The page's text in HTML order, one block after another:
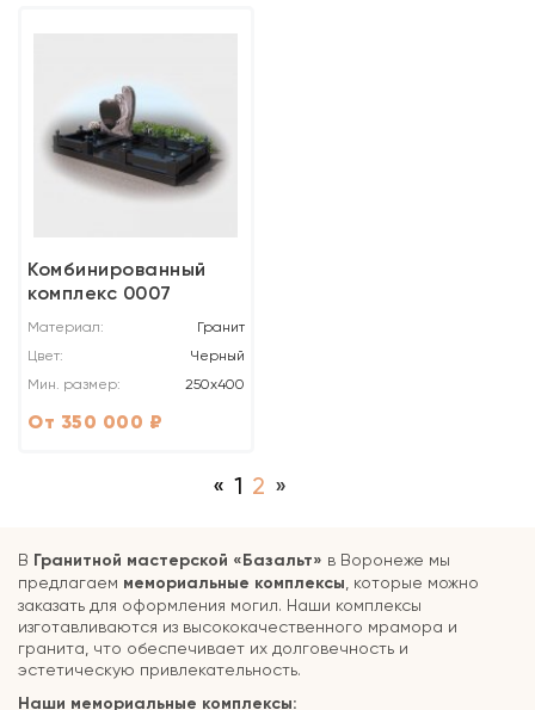
Комбинированный
комплекс 0007
Материал:
Гранит
Цвет:
Черный
Мин. размер:
250х400
От 350 000 ₽
« 1 2 »
В Гранитной мастерской «Базальт» в Воронеже мы
предлагаем мемориальные комплексы , которые можно
заказать для оформления могил. Наши комплексы
изготавливаются из высококачественного мрамора и
гранита, что обеспечивает их долговечность и
эстетическую привлекательность.
Наши мемориальные комплексы: